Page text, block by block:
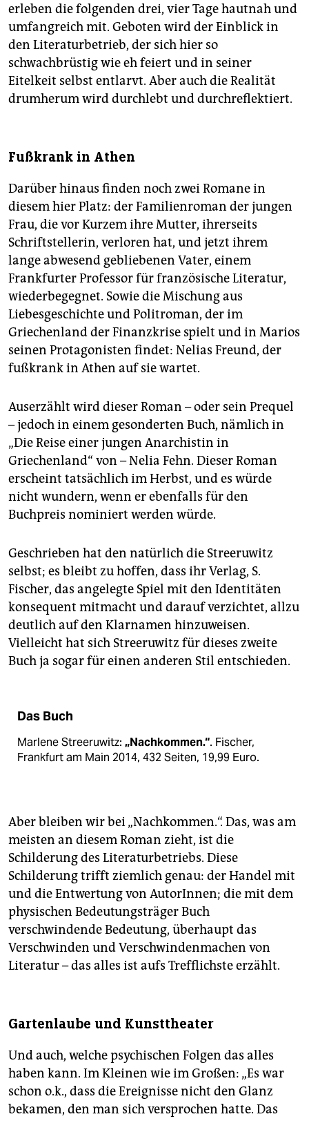
erleben die folgenden drei, vier Tage hautnah und
umfangreich mit. Geboten wird der Einblick in
den Literaturbetrieb, der sich hier so
schwachbrüstig wie eh feiert und in seiner
Eitelkeit selbst entlarvt. Aber auch die Realität
drumherum wird durchlebt und durchreflektiert.
Fußkrank in Athen
Darüber hinaus finden noch zwei Romane in
diesem hier Platz: der Familienroman der jungen
Frau, die vor Kurzem ihre Mutter, ihrerseits
Schriftstellerin, verloren hat, und jetzt ihrem
lange abwesend gebliebenen Vater, einem
Frankfurter Professor für französische Literatur,
wiederbegegnet. Sowie die Mischung aus
Liebesgeschichte und Politroman, der im
Griechenland der Finanzkrise spielt und in Marios
seinen Protagonisten findet: Nelias Freund, der
fußkrank in Athen auf sie wartet.
Auserzählt wird dieser Roman – oder sein Prequel
– jedoch in einem gesonderten Buch, nämlich in
„Die Reise einer jungen Anarchistin in
Griechenland“ von – Nelia Fehn. Dieser Roman
erscheint tatsächlich im Herbst, und es würde
nicht wundern, wenn er ebenfalls für den
Buchpreis nominiert werden würde.
Geschrieben hat den natürlich die Streeruwitz
selbst; es bleibt zu hoffen, dass ihr Verlag, S.
Fischer, das angelegte Spiel mit den Identitäten
konsequent mitmacht und darauf verzichtet, allzu
deutlich auf den Klarnamen hinzuweisen.
Vielleicht hat sich Streeruwitz für dieses zweite
Buch ja sogar für einen anderen Stil entschieden.
Das Buch
Marlene Streeruwitz: „Nachkommen.“. Fischer,
Frankfurt am Main 2014, 432 Seiten, 19,99 Euro.
Aber bleiben wir bei „Nachkommen.“. Das, was am
meisten an diesem Roman zieht, ist die
Schilderung des Literaturbetriebs. Diese
Schilderung trifft ziemlich genau: der Handel mit
und die Entwertung von AutorInnen; die mit dem
physischen Bedeutungsträger Buch
verschwindende Bedeutung, überhaupt das
Verschwinden und Verschwindenmachen von
Literatur – das alles ist aufs Trefflichste erzählt.
Gartenlaube und Kunsttheater
Und auch, welche psychischen Folgen das alles
haben kann. Im Kleinen wie im Großen: „Es war
schon o.k., dass die Ereignisse nicht den Glanz
bekamen, den man sich versprochen hatte. Das